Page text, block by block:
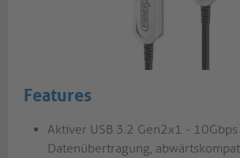
Features
Aktiver USB 3.2 Gen2x1 - 10Gbps
Datenübertragung,